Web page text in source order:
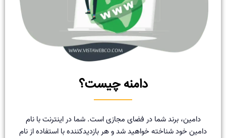
دامنه چیست؟
دامین، برند شما در فضای مجازی است. شما در اینترنت با نام
دامین خود شناخته خواهید شد و هر بازدیدکننده با استفاده از نام